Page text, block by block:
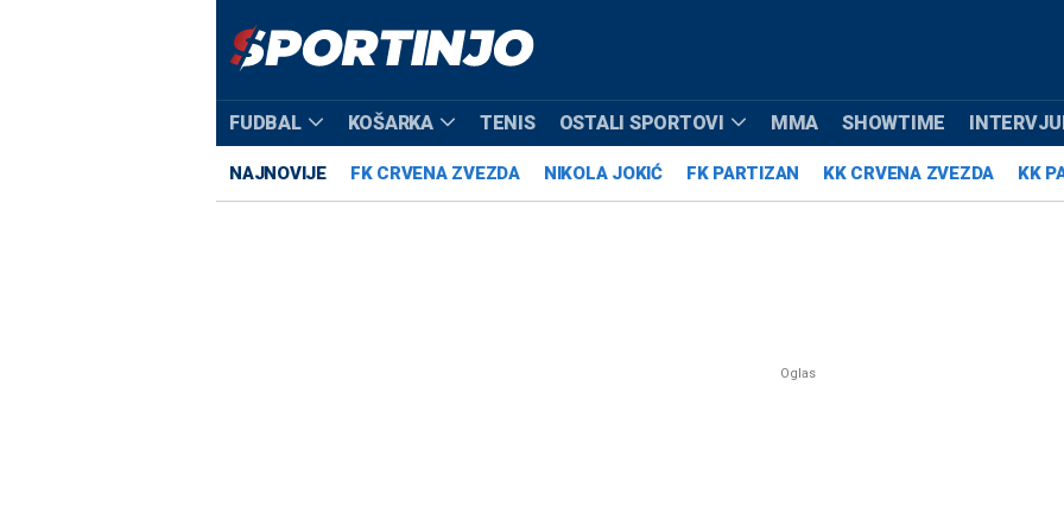
FUDBAL KOŠARKA TENIS OSTALI SPORTOVI MMA SHOWTIME
NAJNOVIJE FK CRVENA ZVEZDA NIKOLA JOKIĆ FK PARTIZAN KK CRVENA ZVEZDA KK